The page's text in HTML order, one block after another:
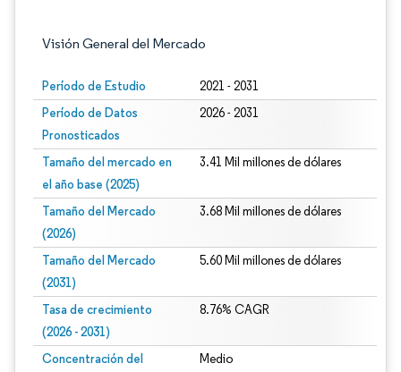
Visión General del Mercado
Período de Estudio 2021 - 2031
Período de Datos
Pronosticados
2026 - 2031
Tamaño del mercado en
el año base (2025)
3.41 Mil millones de dólares
Tamaño del Mercado
(2026)
3.68 Mil millones de dólares
Tamaño del Mercado
(2031)
5.60 Mil millones de dólares
Tasa de crecimiento
(2026 - 2031)
8.76% CAGR
Concentración del
Medio